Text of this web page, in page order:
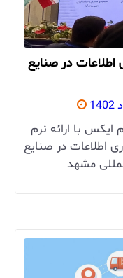
در صنایع
با ارائه نرم
اطلاعات در صنایع